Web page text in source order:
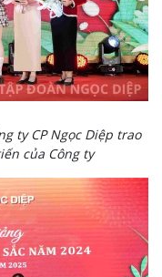
ty CP Ngọc Diệp trao
của Công ty